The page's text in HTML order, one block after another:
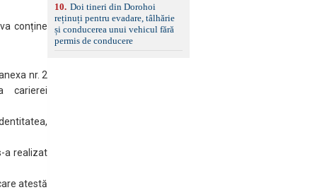
conține
nr. 2
carierei
a realizat
atestă
10. Doi tineri din Dorohoi
reținuți pentru evadare, tâlhărie
și conducerea unui vehicul fără
permis de conducere